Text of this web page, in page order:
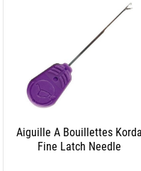
Aiguille A Bouillettes Korda
Fine Latch Needle